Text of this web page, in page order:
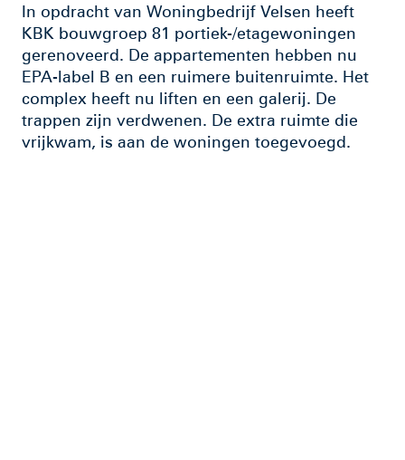
In opdracht van Woningbedrijf Velsen heeft
KBK bouwgroep 81 portiek-/etagewoningen
gerenoveerd. De appartementen hebben nu
EPA-label B en een ruimere buitenruimte. Het
complex heeft nu liften en een galerij. De
trappen zijn verdwenen. De extra ruimte die
vrijkwam, is aan de woningen toegevoegd.